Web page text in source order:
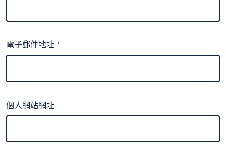
電子郵件地址*
個人網站網址